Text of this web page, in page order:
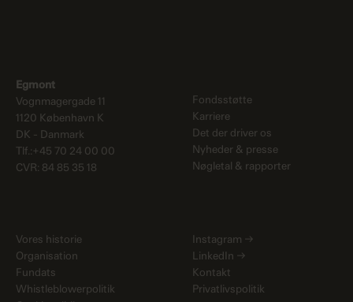
Egmont
Vognmagergade 11
1120 København K
DK - Danmark
Tlf.:+45 70 24 00 00
CVR: 84 85 35 18
Fondsstøtte
Karriere
Det der driver os
Nyheder & presse
Nøgletal & rapporter
Vores historie
Organisation
Fundats
Whistleblowerpolitik
Instagram →
LinkedIn →
Kontakt
Privatlivspolitik